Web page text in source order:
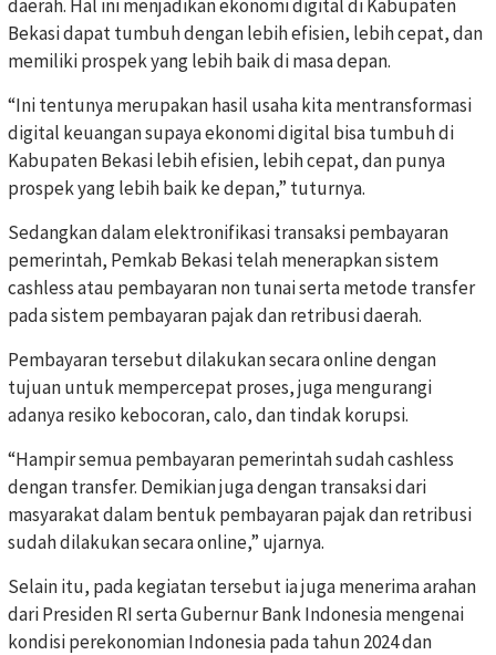
daerah. Hal ini menjadikan ekonomi digital di Kabupaten
Bekasi dapat tumbuh dengan lebih efisien, lebih cepat, dan
memiliki prospek yang lebih baik di masa depan.
“Ini tentunya merupakan hasil usaha kita mentransformasi
digital keuangan supaya ekonomi digital bisa tumbuh di
Kabupaten Bekasi lebih efisien, lebih cepat, dan punya
prospek yang lebih baik ke depan,” tuturnya.
Sedangkan dalam elektronifikasi transaksi pembayaran
pemerintah, Pemkab Bekasi telah menerapkan sistem
cashless atau pembayaran non tunai serta metode transfer
pada sistem pembayaran pajak dan retribusi daerah.
Pembayaran tersebut dilakukan secara online dengan
tujuan untuk mempercepat proses, juga mengurangi
adanya resiko kebocoran, calo, dan tindak korupsi.
“Hampir semua pembayaran pemerintah sudah cashless
dengan transfer. Demikian juga dengan transaksi dari
masyarakat dalam bentuk pembayaran pajak dan retribusi
sudah dilakukan secara online,” ujarnya.
Selain itu, pada kegiatan tersebut ia juga menerima arahan
dari Presiden RI serta Gubernur Bank Indonesia mengenai
kondisi perekonomian Indonesia pada tahun 2024 dan